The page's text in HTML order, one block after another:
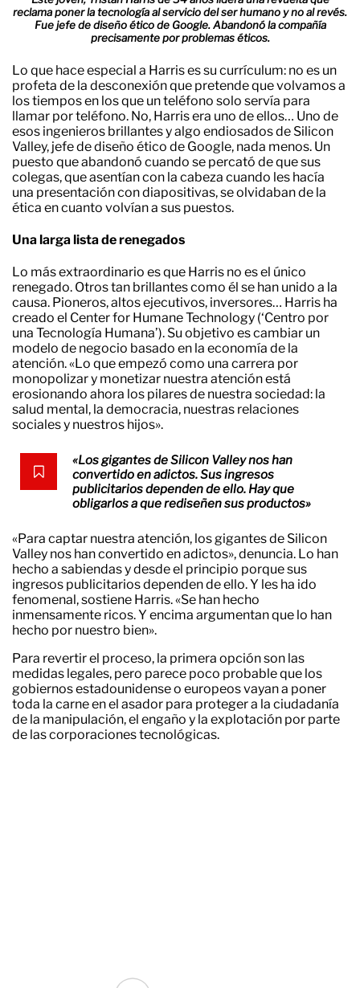
reclama poner la tecnología al servicio del ser humano y no al revés.
Fue jefe de diseño ético de Google. Abandonó la compañía
precisamente por problemas éticos.
Lo que hace especial a Harris es su currículum: no es un
profeta de la desconexión que pretende que volvamos a
los tiempos en los que un teléfono solo servía para
llamar por teléfono. No, Harris era uno de ellos… Uno de
esos ingenieros brillantes y algo endiosados de Silicon
Valley, jefe de diseño ético de Google, nada menos. Un
puesto que abandonó cuando se percató de que sus
colegas, que asentían con la cabeza cuando les hacía
una presentación con diapositivas, se olvidaban de la
ética en cuanto volvían a sus puestos.
Una larga lista de renegados
Lo más extraordinario es que Harris no es el único
renegado. Otros tan brillantes como él se han unido a la
causa. Pioneros, altos ejecutivos, inversores… Harris ha
creado el Center for Humane Technology (‘Centro por
una Tecnología Humana’). Su objetivo es cambiar un
modelo de negocio basado en la economía de la
atención. «Lo que empezó como una carrera por
monopolizar y monetizar nuestra atención está
erosionando ahora los pilares de nuestra sociedad: la
salud mental, la democracia, nuestras relaciones
sociales y nuestros hijos».
«Los gigantes de Silicon Valley nos han
convertido en adictos. Sus ingresos
publicitarios dependen de ello. Hay que
obligarlos a que rediseñen sus productos»
«Para captar nuestra atención, los gigantes de Silicon
Valley nos han convertido en adictos», denuncia. Lo han
hecho a sabiendas y desde el principio porque sus
ingresos publicitarios dependen de ello. Y les ha ido
fenomenal, sostiene Harris. «Se han hecho
inmensamente ricos. Y encima argumentan que lo han
hecho por nuestro bien».
Para revertir el proceso, la primera opción son las
medidas legales, pero parece poco probable que los
gobiernos estadounidense o europeos vayan a poner
toda la carne en el asador para proteger a la ciudadanía
de la manipulación, el engaño y la explotación por parte
de las corporaciones tecnológicas.